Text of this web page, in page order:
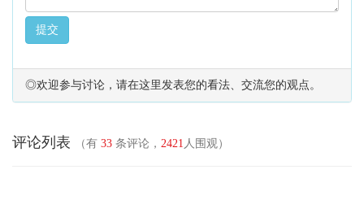
提交
◎欢迎参与讨论，请在这里发表您的看法、交流您的观点。
评论列表 （有 33 条评论， 2421 人围观）